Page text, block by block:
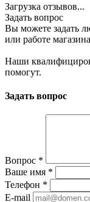
Загрузка отзывов...
Задать вопрос
Вы можете задать
или работе
Наши
помогут.
Задать вопрос
Вопрос *
Ваше имя *
Телефон *
E-mail